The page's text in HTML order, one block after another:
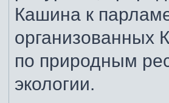
Кашина к
организованных
по природным
экологии.